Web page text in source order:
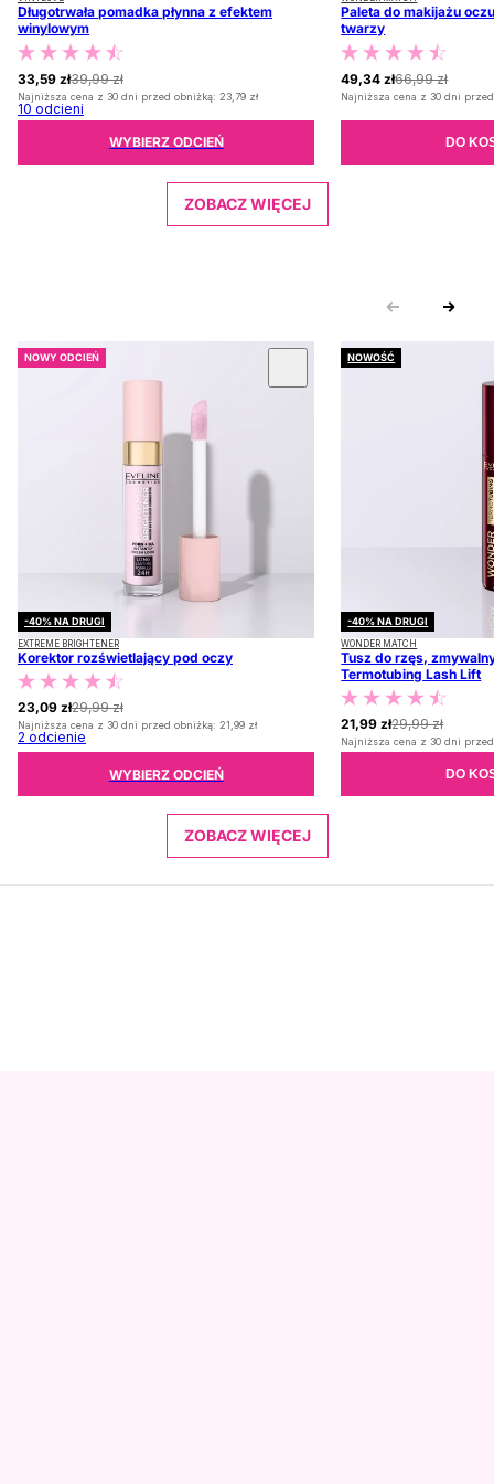
Długotrwała pomadka płynna z efektem
winylowym
39,99 zł
33,59 zł
Najniższa cena z 30 dni przed obniżką: 23,79 zł
10 odcieni
WYBIERZ ODCIEŃ
Paleta do makijażu
twarzy
66,99 zł
49,34 zł
Najniższa cena z 30 dni
DO
ZOBACZ WIĘCEJ
NOWY ODCIEŃ
-40% NA DRUGI
EXTREME BRIGHTENER
Korektor rozświetlający pod oczy
29,99 zł
23,09 zł
Najniższa cena z 30 dni przed obniżką: 21,99 zł
2 odcienie
WYBIERZ ODCIEŃ
NOWOŚĆ
-40% NA DRUGI
WONDER MATCH
Tusz do rzęs,
Termotubing Lash Lift
29,99 zł
21,99 zł
Najniższa cena z 30 dni
DO
ZOBACZ WIĘCEJ